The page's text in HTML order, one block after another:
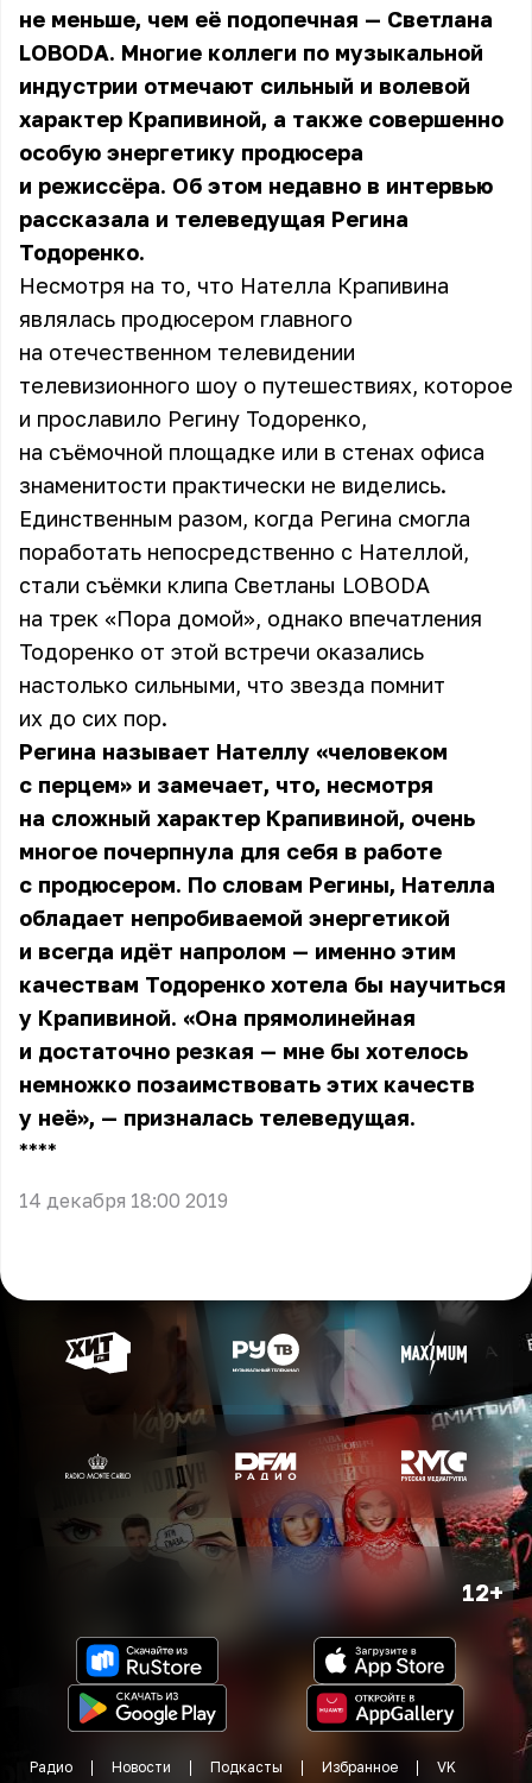
не меньше, чем её подопечная — Светлана
LOBODA. Многие коллеги по музыкальной
индустрии отмечают сильный и волевой
характер Крапивиной, а также совершенно
особую энергетику продюсера
и режиссёра. Об этом недавно в интервью
рассказала и телеведущая Регина
Тодоренко.
Несмотря на то, что Нателла Крапивина
являлась продюсером главного
на отечественном телевидении
телевизионного шоу о путешествиях, которое
и прославило Регину Тодоренко,
на съёмочной площадке или в стенах офиса
знаменитости практически не виделись.
Единственным разом, когда Регина смогла
поработать непосредственно с Нателлой,
стали съёмки клипа Светланы LOBODA
на трек «Пора домой», однако впечатления
Тодоренко от этой встречи оказались
настолько сильными, что звезда помнит
их до сих пор.
Регина называет Нателлу «человеком
с перцем» и замечает, что, несмотря
на сложный характер Крапивиной, очень
многое почерпнула для себя в работе
с продюсером. По словам Регины, Нателла
обладает непробиваемой энергетикой
и всегда идёт напролом — именно этим
качествам Тодоренко хотела бы научиться
у Крапивиной. «Она прямолинейная
и достаточно резкая — мне бы хотелось
немножко позаимствовать этих качеств
у неё», — призналась телеведущая.
** **
14 декабря 18:00 2019
12+
Радио Новости Подкасты Избранное VK